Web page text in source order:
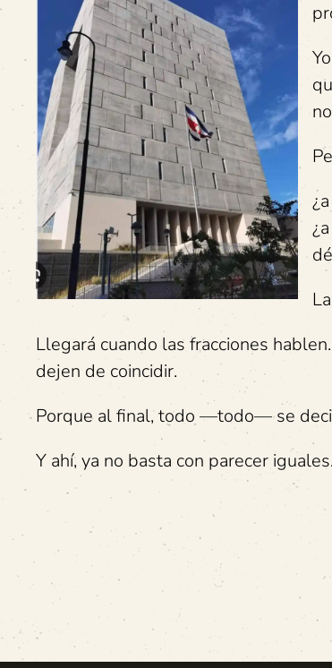
Llegará cuando las fracciones
dejen de coincidir.
Porque al final, todo —todo— se
Y ahí, ya no basta con parecer iguales.